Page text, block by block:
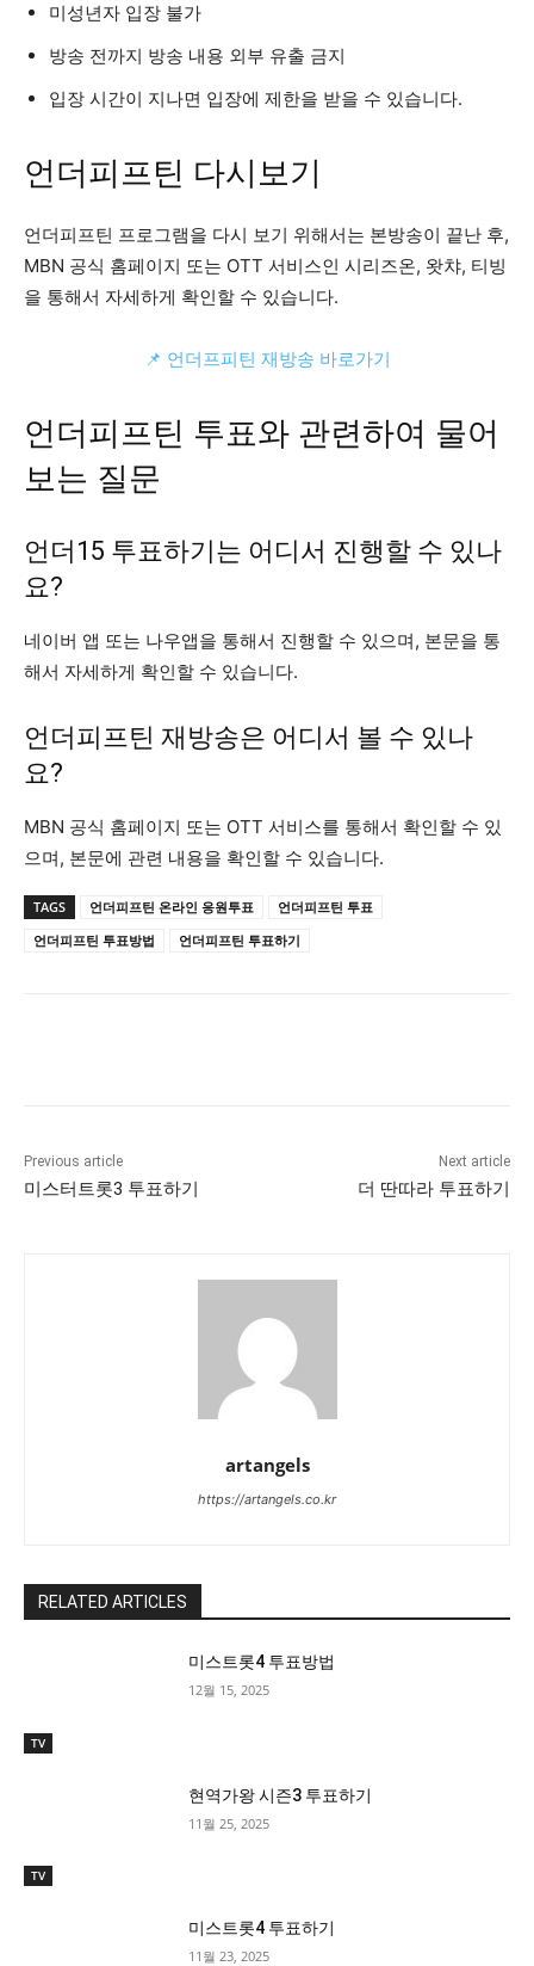
미성년자 입장 불가
방송 전까지 방송 내용 외부 유출 금지
입장 시간이 지나면 입장에 제한을 받을 수 있습니다.
언더피프틴 다시보기
언더피프틴 프로그램을 다시 보기 위해서는 본방송이 끝난 후,
MBN 공식 홈페이지 또는 OTT 서비스인 시리즈온, 왓챠, 티빙
을 통해서 자세하게 확인할 수 있습니다.
📌 언더프피틴 재방송 바로가기
언더피프틴 투표와 관련하여 물어
보는 질문
언더15 투표하기는 어디서 진행할 수 있나
요?
네이버 앱 또는 나우앱을 통해서 진행할 수 있으며, 본문을 통
해서 자세하게 확인할 수 있습니다.
언더피프틴 재방송은 어디서 볼 수 있나
요?
MBN 공식 홈페이지 또는 OTT 서비스를 통해서 확인할 수 있
으며, 본문에 관련 내용을 확인할 수 있습니다.
TAGS 언더피프틴 온라인 응원투표
언더피프틴 투표
언더피프틴 투표방법
언더피프틴 투표하기
Previous article
미스터트롯3 투표하기
Next article
더 딴따라 투표하기
artangels
https://artangels.co.kr
RELATED ARTICLES
TV
미스트롯4 투표방법
12월 15, 2025
TV
현역가왕 시즌3 투표하기
11월 25, 2025
미스트롯4 투표하기
11월 23, 2025